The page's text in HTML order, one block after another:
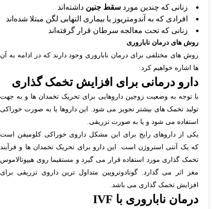
زنانی که چندین موردسقط جنینداشته‌اند
افرادی که به آندومتریوز یا بیماری التهابی لگن مبتلا شده‌اند
زنانی که تحت معالجه سرطان قرار گرفته‌اند
روش های درمان ناباروری
روش های مختلفی برای درمان ناباروری وجود دارند که در ادامه به آن
ها اشاره خواهیم کرد:
دارو درمانی برای افزایش تخمک گذاری
با توجه به وضعیت زوجین داروهایی برای تحریک تخمدان ها و به جهت
تولید تخمک های بیشتر تجویز می شود. این داروها یا به صورت خوراکی
استفاده می شود و یا به صورت تزریقی.
یکی از داروهای رایج برای این مشکل داروی خوراکی کلومیفن است
که یک آنتی استروژن است. این دارو برای تحریک تخمدان ها و فرآیند
تخمک گذاری مورد استفاده قرار می گیرد و مستقیما روی هیپوتالاموس
مغز اثر می گذارد. گونادوتروپین متداول ترین داروی تزریقی برای
افزایش تخمک گذاری می باشد.
درمان ناباروری با IVF